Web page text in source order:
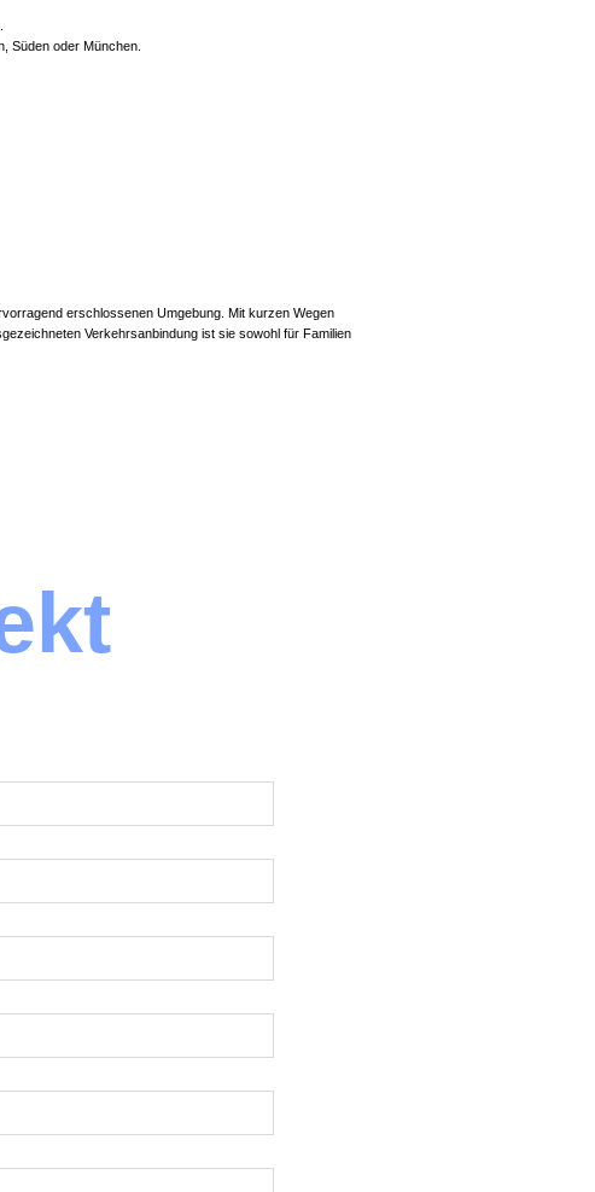
Süden oder München.
erschlossenen Umgebung. Mit kurzen Wegen
Verkehrsanbindung ist sie sowohl für Familien